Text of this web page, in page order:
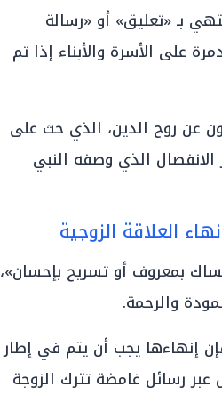
بـ «تعليق» أو «رسالة
على الأسرة والأبناء إذا تم
عن روح الدين، الذي حث على
الانفصال الذي وصفه النبي
العلاقة الزوجية
بمعروف أو تسريح بإحسان»،
والرحمة.
إنهاءها يجب أن يتم في إطار
رسائل غامضة تترك الزوجة